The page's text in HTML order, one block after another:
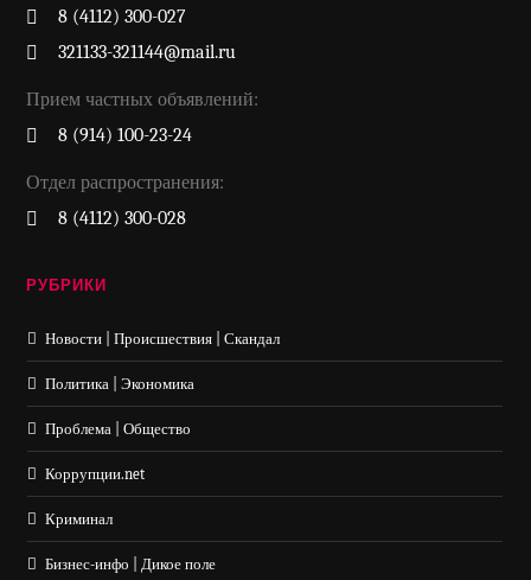
8 (4112) 300-027
321133-321144@mail.ru
Прием частных объявлений:
8 (914) 100-23-24
Отдел распространения:
8 (4112) 300-028
РУБРИКИ
Новости | Происшествия | Скандал
Политика | Экономика
Проблема | Общество
Коррупции.net
Криминал
Бизнес-инфо | Дикое поле